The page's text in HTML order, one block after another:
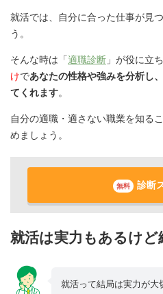
就活では、自分に合った仕事が見
う。
そんな時は「適職診断 」が役に立
けであなたの性格や強みを分析し
てくれます。
自分の適職・適さない職業を知る
めましょう。
無料 診断
就活は実力もあるけど
就活って結局は実力が大